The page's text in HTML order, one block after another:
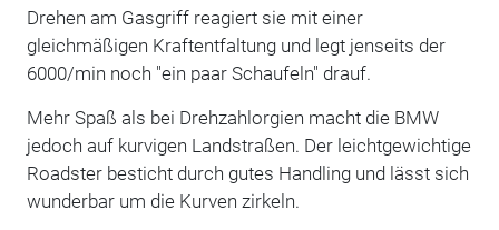
Drehen am Gasgriff reagiert sie mit einer
gleichmäßigen Kraftentfaltung und legt jenseits der
6000/min noch "ein paar Schaufeln" drauf.
Mehr Spaß als bei Drehzahlorgien macht die BMW
jedoch auf kurvigen Landstraßen. Der leichtgewichtige
Roadster besticht durch gutes Handling und lässt sich
wunderbar um die Kurven zirkeln.